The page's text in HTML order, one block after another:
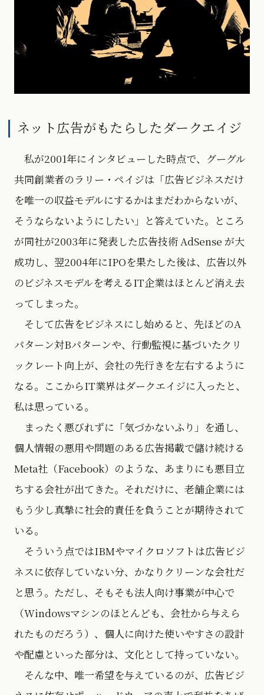
ネット広告がもたらしたダークエイジ
私が2001年にインタビューした時点で、グーグル
共同創業者のラリー・ペイジは「広告ビジネスだけ
を唯一の収益モデルにするかはまだわからないが、
そうならないようにしたい」と答えていた。ところ
が同社が2003年に発表した広告技術 AdSense が大
成功し、翌2004年にIPOを果たした後は、広告以外
のビジネスモデルを考えるIT企業はほとんど消え去
ってしまった。
そして広告をビジネスにし始めると、先ほどのA
パターン対Bパターンや、行動監視に基づいたクリ
ックレート向上が、会社の先行きを左右するように
なる。ここからIT業界はダークエイジに入ったと、
私は思っている。
まったく悪びれずに「気づかないふり」を通し、
個人情報の悪用や問題のある広告掲載で儲け続ける
Meta社（Facebook）のような、あまりにも悪目立
ちする会社が出てきた。それだけに、老舗企業には
もう少し真摯に社会的責任を負うことが期待されて
いる。
そういう点ではIBMやマイクロソフトは広告ビジ
ネスに依存していない分、かなりクリーンな会社だ
と思う。ただし、そもそも法人向け事業が中心で
（Windowsマシンのほとんども、会社から与えら
れたものだろう）、個人に向けた使いやすさの設計
や配慮といった部分は、文化として持っていない。
そんな中、唯一希望を与えているのが、広告ビジ